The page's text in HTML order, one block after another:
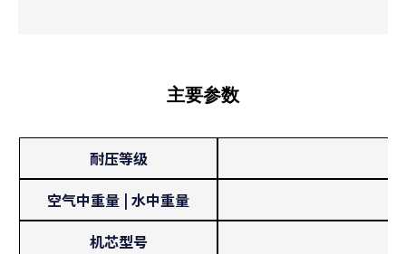
主要参数
耐压等级
空气中重量 | 水中重量
机芯型号